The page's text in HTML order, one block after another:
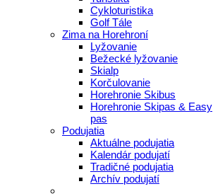
Cykloturistika
Golf Tále
Zima na Horehroní
Lyžovanie
Bežecké lyžovanie
Skialp
Korčulovanie
Horehronie Skibus
Horehronie Skipas & Easy
pas
Podujatia
Aktuálne podujatia
Kalendár podujatí
Tradičné podujatia
Archív podujatí